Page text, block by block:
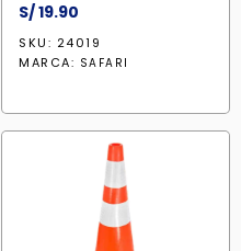
S/19.90
SKU: 24019
MARCA: SAFARI